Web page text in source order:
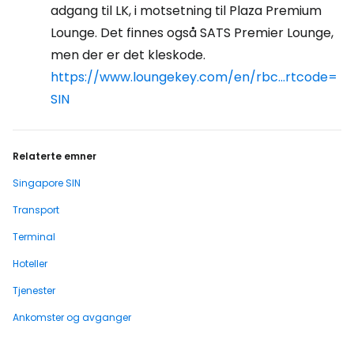
adgang til LK, i motsetning til Plaza Premium
Lounge. Det finnes også SATS Premier Lounge,
men der er det kleskode.
https://www.loungekey.com/en/rbc...rtcode=
SIN
Relaterte emner
Singapore SIN
Transport
Terminal
Hoteller
Tjenester
Ankomster og avganger